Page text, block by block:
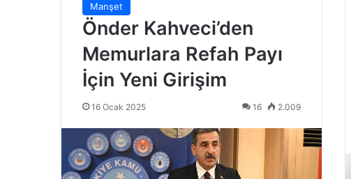
Manşet
Önder Kahveci’den
Memurlara Refah Payı
İçin Yeni Girişim
16 Ocak 2025 16 2.009